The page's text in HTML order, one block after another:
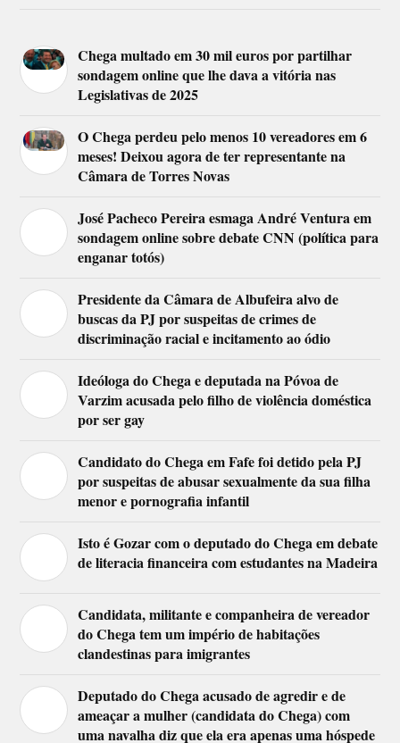
Chega multado em 30 mil euros por partilhar
sondagem online que lhe dava a vitória nas
Legislativas de 2025
O Chega perdeu pelo menos 10 vereadores em 6
meses! Deixou agora de ter representante na
Câmara de Torres Novas
José Pacheco Pereira esmaga André Ventura em
sondagem online sobre debate CNN (política para
enganar totós)
Presidente da Câmara de Albufeira alvo de
buscas da PJ por suspeitas de crimes de
discriminação racial e incitamento ao ódio
Ideóloga do Chega e deputada na Póvoa de
Varzim acusada pelo filho de violência doméstica
por ser gay
Candidato do Chega em Fafe foi detido pela PJ
por suspeitas de abusar sexualmente da sua filha
menor e pornografia infantil
Isto é Gozar com o deputado do Chega em debate
de literacia financeira com estudantes na Madeira
Candidata, militante e companheira de vereador
do Chega tem um império de habitações
clandestinas para imigrantes
Deputado do Chega acusado de agredir e de
ameaçar a mulher (candidata do Chega) com
uma navalha diz que ela era apenas uma hóspede